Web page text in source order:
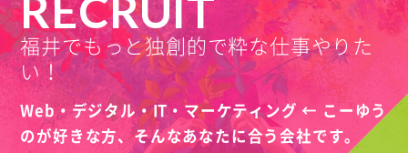
RECRUIT
福井でもっと独創的で粋な仕事やりた
い！
Web・デジタル・IT・マーケティング ← こーゆう
のが好きな方、そんなあなたに合う会社です。